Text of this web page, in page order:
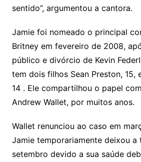
sentido”, argumentou a cantora.
Jamie foi nomeado o principal
Britney em fevereiro de 2008,
público e divórcio de Kevin
tem dois filhos Sean Preston, 15,
14 . Ele compartilhou o papel
Andrew Wallet, por muitos anos.
Wallet renunciou ao caso em
Jamie temporariamente deixou a
setembro devido a sua saúde